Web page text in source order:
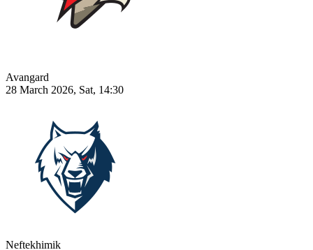
Avangard
28 March 2026, Sat, 14:30
Neftekhimik